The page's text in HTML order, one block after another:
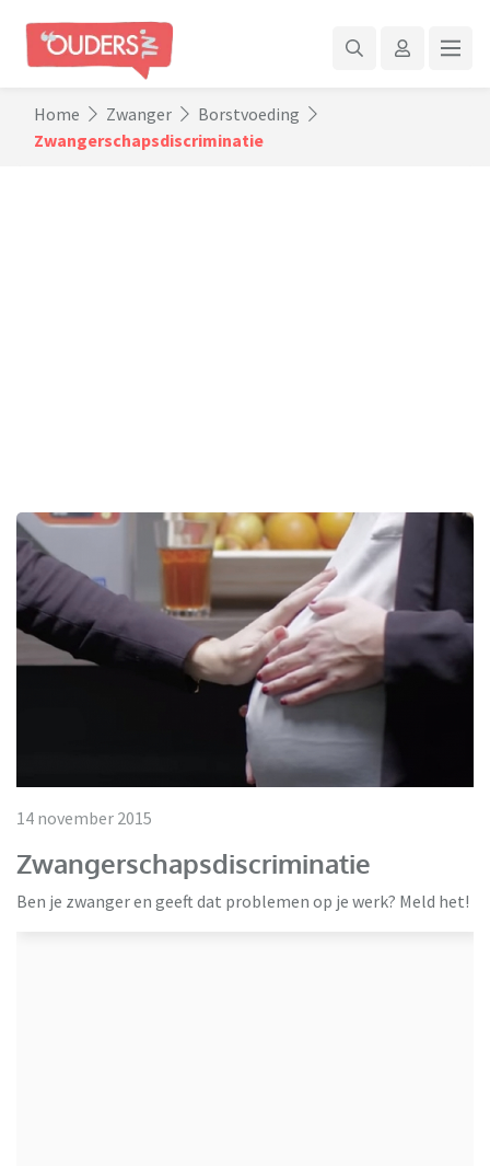
Home Zwanger
Borstvoeding
Zwangerschapsdiscriminatie
14 november 2015
Zwangerschapsdiscriminatie
Ben je zwanger en geeft dat problemen op je werk? Meld het!